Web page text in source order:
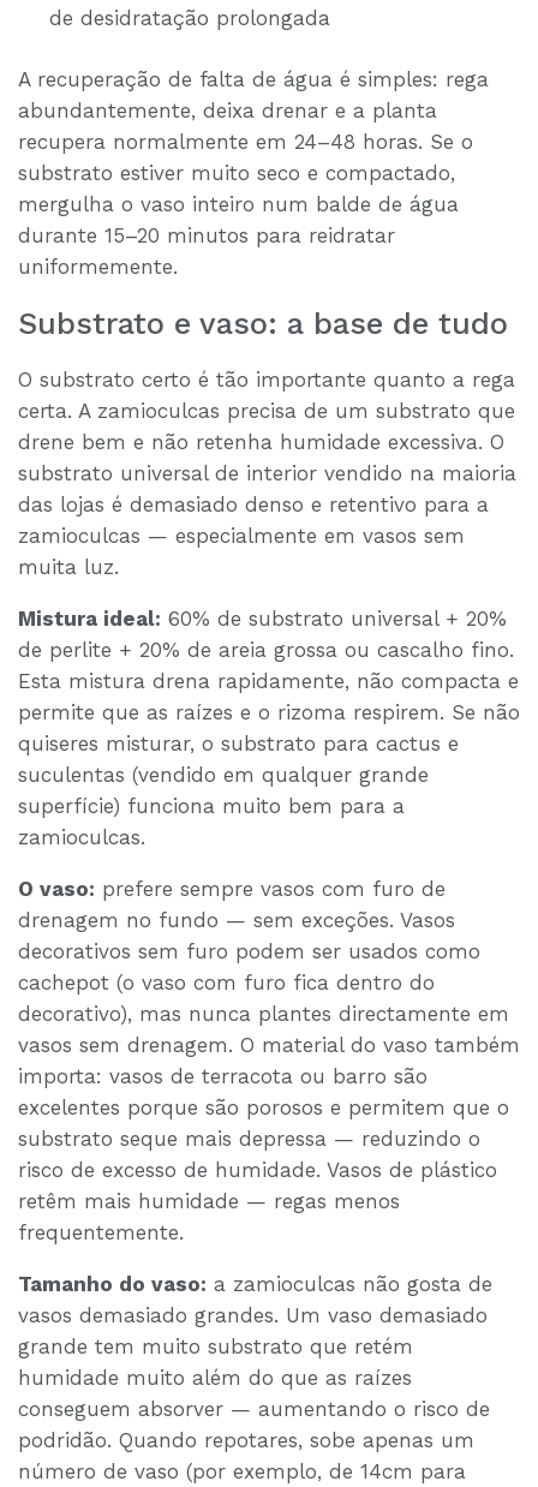
de desidratação prolongada
A recuperação de falta de água é simples: rega
abundantemente, deixa drenar e a planta
recupera normalmente em 24–48 horas. Se o
substrato estiver muito seco e compactado,
mergulha o vaso inteiro num balde de água
durante 15–20 minutos para reidratar
uniformemente.
Substrato e vaso: a base de tudo
O substrato certo é tão importante quanto a rega
certa. A zamioculcas precisa de um substrato que
drene bem e não retenha humidade excessiva. O
substrato universal de interior vendido na maioria
das lojas é demasiado denso e retentivo para a
zamioculcas — especialmente em vasos sem
muita luz.
Mistura ideal: 60% de substrato universal + 20%
de perlite + 20% de areia grossa ou cascalho fino.
Esta mistura drena rapidamente, não compacta e
permite que as raízes e o rizoma respirem. Se não
quiseres misturar, o substrato para cactus e
suculentas (vendido em qualquer grande
superfície) funciona muito bem para a
zamioculcas.
O vaso: prefere sempre vasos com furo de
drenagem no fundo — sem exceções. Vasos
decorativos sem furo podem ser usados como
cachepot (o vaso com furo fica dentro do
decorativo), mas nunca plantes directamente em
vasos sem drenagem. O material do vaso também
importa: vasos de terracota ou barro são
excelentes porque são porosos e permitem que o
substrato seque mais depressa — reduzindo o
risco de excesso de humidade. Vasos de plástico
retêm mais humidade — regas menos
frequentemente.
Tamanho do vaso: a zamioculcas não gosta de
vasos demasiado grandes. Um vaso demasiado
grande tem muito substrato que retém
humidade muito além do que as raízes
conseguem absorver — aumentando o risco de
podridão. Quando repotares, sobe apenas um
número de vaso (por exemplo, de 14cm para